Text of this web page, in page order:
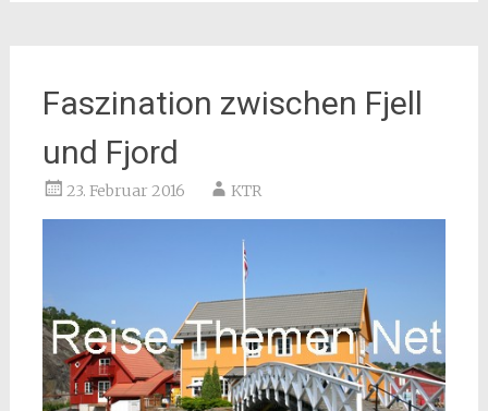
Faszination zwischen Fjell
und Fjord
23. Februar 2016 KTR